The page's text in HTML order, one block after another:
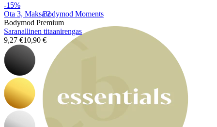
Bodymod Moments
-15%
Ota 3, Maksa 2
Bodymod Premium
Saranallinen titaanirengas
9,27 €10,90 €